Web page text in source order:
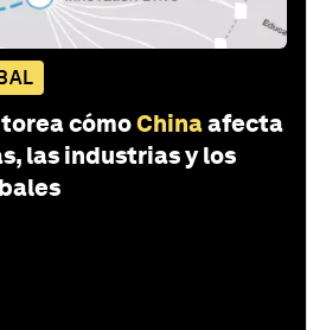
cómoChinaafecta
las industrias y los